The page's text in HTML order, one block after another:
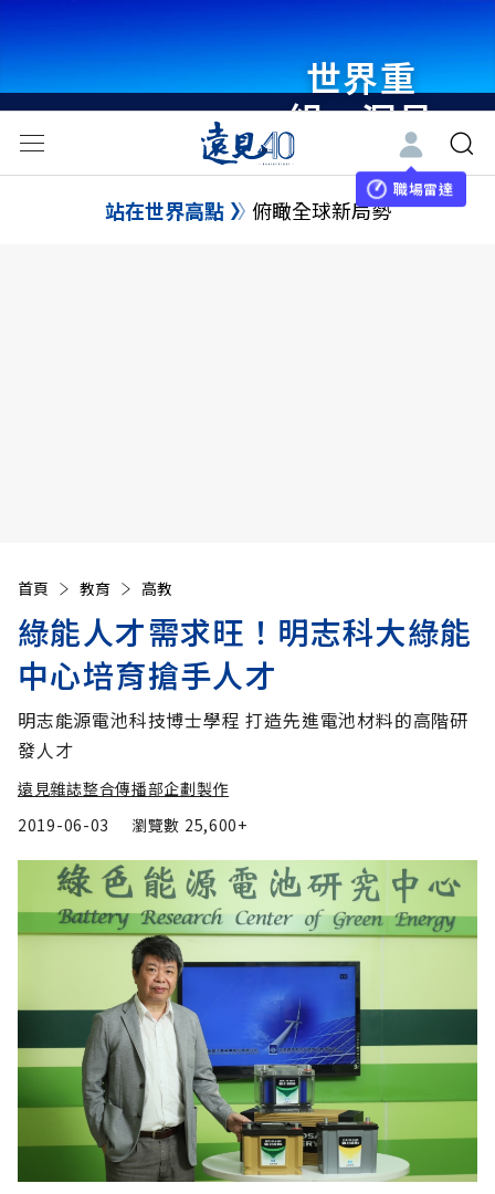
世界重
組・洞見
未來 與
世界領袖
職場雷達
站在世界高點 俯瞰全球新局勢
首頁 教育 高教
綠能人才需求旺！明志科大綠能
中心培育搶手人才
明志能源電池科技博士學程 打造先進電池材料的高階研
發人才
遠見雜誌整合傳播部企劃製作
2019-06-03
瀏覽數 25,600+